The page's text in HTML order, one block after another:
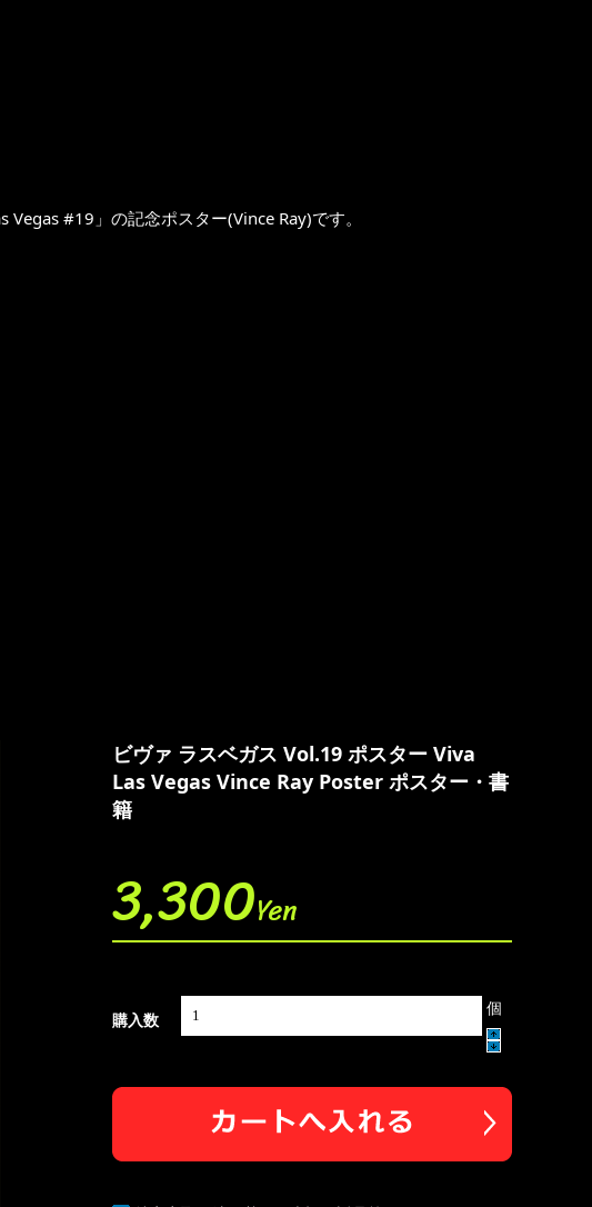
#19」の記念ポスター(Vince Ray)です。
ビヴァ ラスベガス Vol.19 ポスター Viva
Las Vegas Vince Ray Poster ポスター・書
籍
3,300Yen
購入数
個